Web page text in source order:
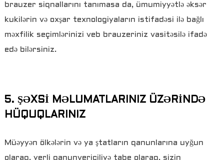
brauzer siqnallarını tanımasa da, ümumiyyətlə əksər
kukilərin və oxşar texnologiyaların istifadəsi ilə bağlı
məxfilik seçimlərinizi veb brauzeriniz vasitəsilə ifadə
edə bilərsiniz.
5. ŞƏXSİ MƏLUMATLARINIZ ÜZƏRİNDƏ
HÜQUQLARINIZ
Müəyyən ölkələrin və ya ştatların qanunlarına uyğun
olaraq, yerli qanunvericiliyə tabe olaraq, sizin